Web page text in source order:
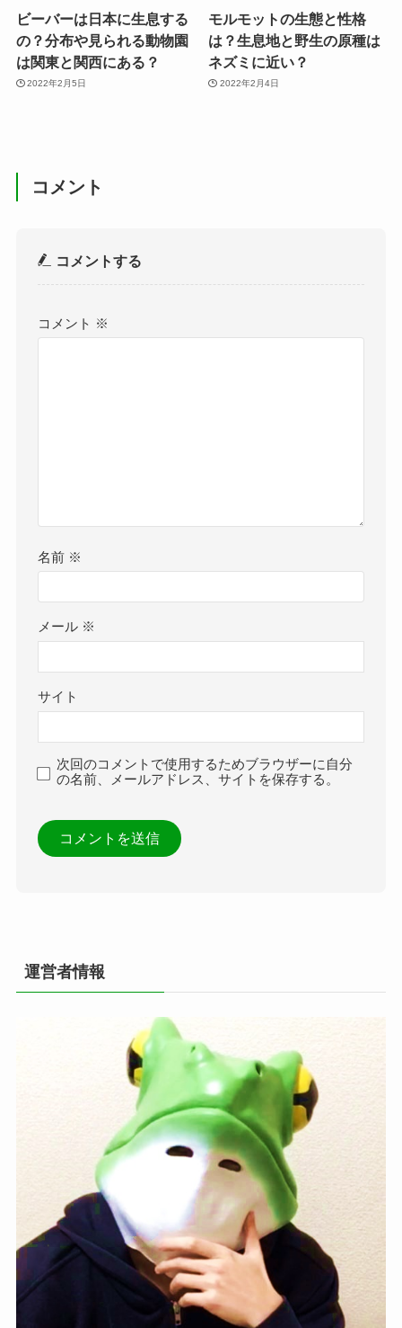
ビーバーは日本に生息する
の？分布や見られる動物園
は関東と関西にある？
2022年2月5日
モルモットの生態と性格
は？生息地と野生の原種は
ネズミに近い？
2022年2月4日
コメント
コメントする
コメント ※
名前 ※
メール ※
サイト
次回のコメントで使用するためブラウザーに自分
の名前、メールアドレス、サイトを保存する。
運営者情報